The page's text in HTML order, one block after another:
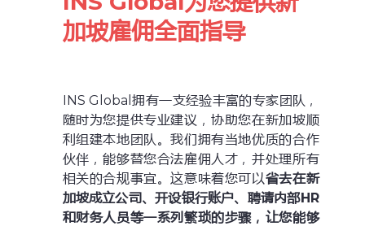
加坡雇佣全面指导
INS Global拥有一支经验丰富的专家团队，
随时为您提供专业建议，协助您在新加坡顺
利组建本地团队。我们拥有当地优质的合作
伙伴，能够替您合法雇佣人才，并处理所有
相关的合规事宜。这意味着您可以省去在新
加坡成立公司、开设银行账户、聘请内部HR
和财务人员等一系列繁琐的步骤，让您能够